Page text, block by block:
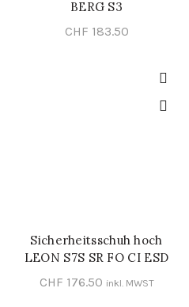
BERG S3
CHF 183.50
SCHNELL-EINKAUF
Sicherheitsschuh hoch
LEON S7S SR FO CI ESD
CHF 176.50 inkl. MWST